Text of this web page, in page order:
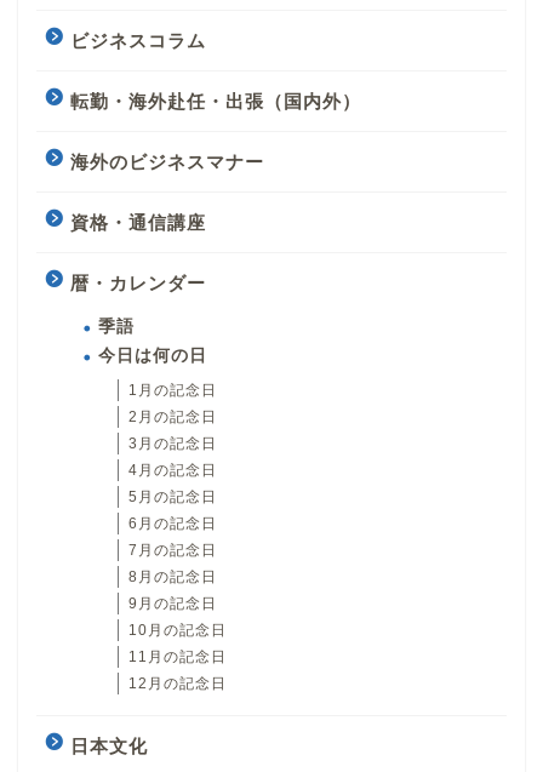
ビジネスコラム
転勤・海外赴任・出張（国内外）
海外のビジネスマナー
資格・通信講座
暦・カレンダー
季語
今日は何の日
1月の記念日
2月の記念日
3月の記念日
4月の記念日
5月の記念日
6月の記念日
7月の記念日
8月の記念日
9月の記念日
10月の記念日
11月の記念日
12月の記念日
日本文化